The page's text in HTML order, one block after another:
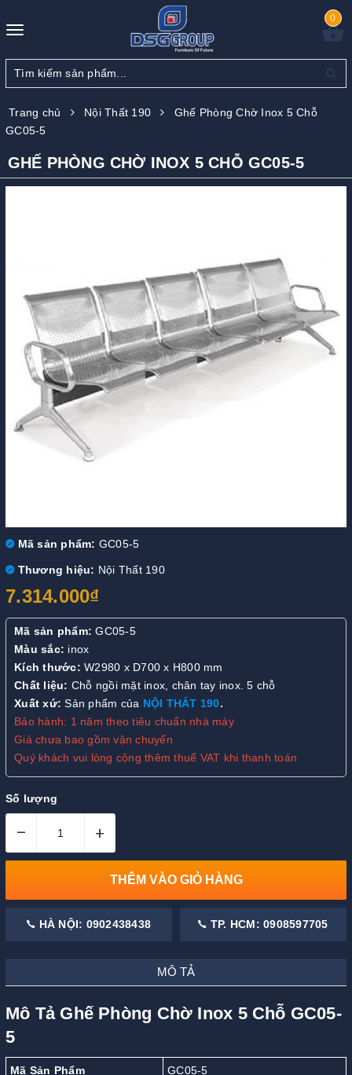
Toggle
0
Trang chủ Nội Thất 190
Ghế Phòng Chờ Inox 5 Chỗ
GC05-5
GHẾ PHÒNG CHỜ INOX 5 CHỖ GC05-5
Mã sản phẩm: GC05-5
Thương hiệu: Nội Thất 190
7.314.000₫
Mã sản phẩm: GC05-5
Màu sắc: inox
Kích thước: W2980 x D700 x H800 mm
Chất liệu: Chỗ ngồi mặt inox, chân tay inox. 5 chỗ
Xuất xứ: Sản phẩm của NỘI THẤT 190.
Bảo hành: 1 năm theo tiêu chuẩn nhà máy
Giá chưa bao gồm vận chuyển
Quý khách vui lòng cộng thêm thuế VAT khi thanh toán
Số lượng
– +
THÊM VÀO GIỎ HÀNG
HÀ NỘI: 0902438438 TP. HCM: 0908597705
MÔ TẢ
Mô Tả Ghế Phòng Chờ Inox 5 Chỗ GC05-
5
Mã Sản Phẩm GC05-5